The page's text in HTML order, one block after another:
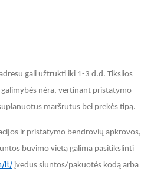
gali užtrukti iki 1-3 d.d. Tikslios
nėra, vertinant pristatymo
maršrutus bei prekės tipą.
ir pristatymo bendrovių apkrovos,
buvimo vietą galima pasitikslinti
lt/ įvedus siuntos/pakuotės kodą arba